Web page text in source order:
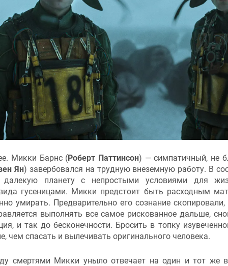
Микки Барнс (Роберт Паттинсон) — симпатичный, не
Ян) завербовался на трудную внеземную работу. В
далекую планету с непростыми условиями для
вида гусеницами. Микки предстоит быть расходным
умирать. Предварительно его сознание
выполнять все самое рискованное дальше,
и так до бесконечности. Бросить в топку
чем спасать и вылечивать оригинального человека.
смертями Микки уныло отвечает на один и тот же